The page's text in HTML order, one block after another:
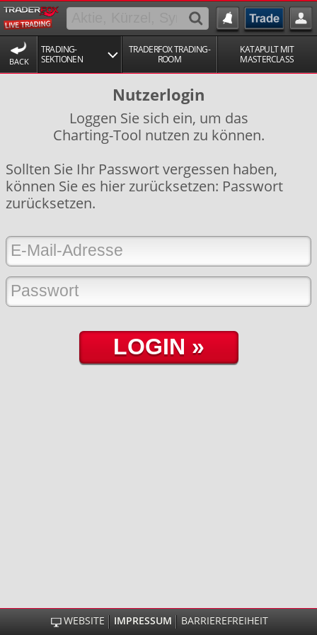
BACK
TRADING-
SEKTIONEN
TRADERFOX TRADING-
ROOM
KATAPULT MIT
MASTERCLASS
Nutzerlogin
Loggen Sie sich ein, um das
Charting-Tool nutzen zu können.
Sollten Sie Ihr Passwort vergessen haben,
können Sie es hier zurücksetzen: Passwort
zurücksetzen.
WEBSITE IMPRESSUM BARRIEREFREIHEIT